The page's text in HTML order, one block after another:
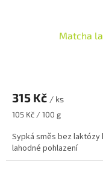
Matcha
315 Kč / ks
Měrná
105 Kč / 100 g
Sypká směs bez
lahodné pohlazení